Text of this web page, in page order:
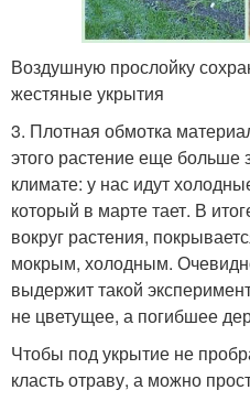
Воздушную прослойку
жестяные укрытия
3. Плотная обмотка
этого растение еще больше
климате: у нас идут
который в марте тает. В
вокруг растения,
мокрым, холодным.
выдержит такой
не цветущее, а погибшее
Чтобы под укрытие не
класть отраву, а можно